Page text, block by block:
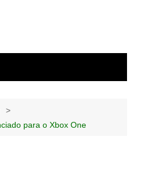
para o Xbox One